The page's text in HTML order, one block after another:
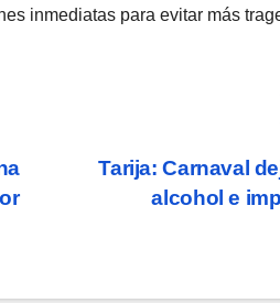
inmediatas para evitar más
Tarija: Carnaval
alcohol e